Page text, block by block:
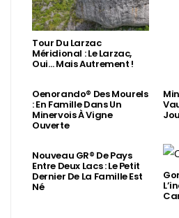
Tour Du Larzac
Méridional : Le Larzac,
Oui… Mais Autrement !
Oenorando® Des Mourels
: En Famille Dans Un
Minervois À Vigne
Ouverte
Nouveau GR® De Pays
Entre Deux Lacs : Le Petit
Dernier De La Famille Est
Né